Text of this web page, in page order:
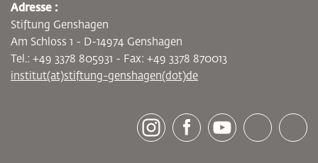
[socialLinksTitle]
Adresse :
Stiftung Genshagen
Am Schloss 1 - D-14974 Genshagen
Tel.: +49 3378 805931 - Fax: +49 3378 870013
institut(at)stiftung-genshagen(dot)de